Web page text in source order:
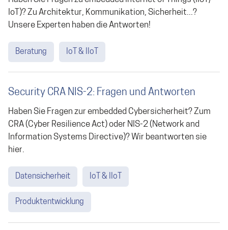
IoT)? Zu Architektur, Kommunikation, Sicherheit...?
Unsere Experten haben die Antworten!
Beratung IoT & IIoT
Security CRA NIS-2: Fragen und Antworten
Haben Sie Fragen zur embedded Cybersicherheit? Zum
CRA (Cyber Resilience Act) oder NIS-2 (Network and
Information Systems Directive)? Wir beantworten sie
hier.
Datensicherheit IoT & IIoT
Produktentwicklung